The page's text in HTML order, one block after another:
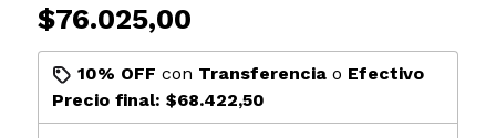
$76.025,00
10% OFF con Transferenciao Efectivo
Precio final: $68.422,50